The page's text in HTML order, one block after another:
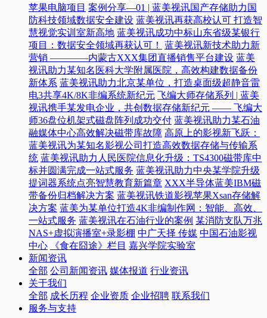
苹果电脑项目 案例分享—01 | 蓝美视讯国产存储助力国
防科技领域数据安全建设 蓝美视讯再获高校认可 打造智
慧视觉实训室新高地 蓝美视讯成功中标山东省级某银行
项目：数据安全领域再获认可！
蓝美视讯新技术助力新
营销 ————内蒙古XXX集团直播销售平台建设 蓝美
视讯助力某知名医科大学附属医院，高效构建数据备份
新体系 蓝美视讯助力北京某单位，打造桌面级超静音雷
电3共享4K/8K非编系统新纪元 飞编大师存储系列 | 蓝美
视讯携手某发电企业，共创数据存储新纪元 —— 飞编大
师36盘位机架式磁盘阵列成功交付 蓝美视讯助力某石油
融媒体中心高效解决磁带库故障 高原上的影视新飞跃：
蓝美视讯为某知名影视公司打造高效数据存储与传输系
统 蓝美视讯助力人民医院信息化升级：TS4300磁带库中
标并圆满完成一站式服务 蓝美视讯助力中央某学院升级
提词器系统点亮智慧教育新篇章 XXX半导体蓝美IBM磁
带备份归档解决方案 蓝美视讯铁道影视苹果Xsan存储解
决方案 蓝美为某单位打造4K非编制作网：智能、高效、
一站式服务 蓝美视讯在石油行业的案例 某消防支队万兆
NAS+虚拟演播室+录影棚 中广天择 传媒 中国石油影视
中心
《食在囧途》栏目 嘉兴学院实验室
新闻资讯
全部 公司新闻资讯 媒体报道 行业资讯
关于我们
全部 成长历程 企业资质 企业招聘 联系我们
服务与支持